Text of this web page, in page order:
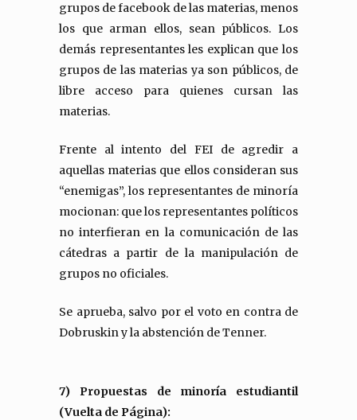
grupos de facebook de las materias, menos
los que arman ellos, sean públicos. Los
demás representantes les explican que los
grupos de las materias ya son públicos, de
libre acceso para quienes cursan las
materias.
Frente al intento del FEI de agredir a
aquellas materias que ellos consideran sus
“enemigas”, los representantes de minoría
mocionan: que los representantes políticos
no interfieran en la comunicación de las
cátedras a partir de la manipulación de
grupos no oficiales.
Se aprueba, salvo por el voto en contra de
Dobruskin y la abstención de Tenner.
7) Propuestas de minoría estudiantil
(Vuelta de Página):